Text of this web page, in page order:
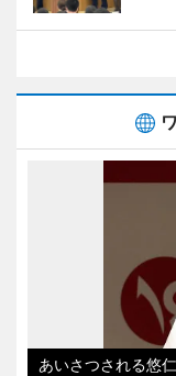
あいさつされる悠